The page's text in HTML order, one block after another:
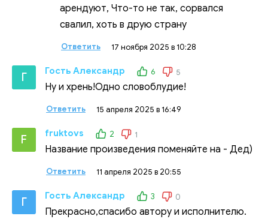
арендуют, Что-то не так, сорвался
свалил, хоть в друю страну
Ответить 17 ноября 2025 в 10:28
Г Гость Александр 6 5
Ну и хрень!Одно словоблудие!
Ответить 15 апреля 2025 в 16:49
F fruktovs 2 1
Название произведения поменяйте на - Дед)
Ответить 11 апреля 2025 в 20:55
Г Гость Александр 3 0
Прекрасно,спасибо автору и исполнителю.